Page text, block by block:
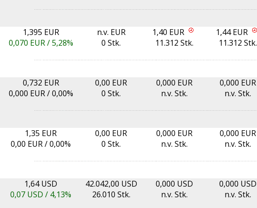
1,395 EUR
0,070 EUR /5,28%
n.v. EUR
0 Stk.
1,40 EUR
11.312 Stk.
1,44 EUR
11.312 Stk.
0,732 EUR
0,000 EUR /0,00%
0,00 EUR
0 Stk.
0,000 EUR
n.v. Stk.
0,000 EUR
n.v. Stk.
1,35 EUR
0,00 EUR /0,00%
0,00 EUR
0 Stk.
0,000 EUR
n.v. Stk.
0,000 EUR
n.v. Stk.
1,64 USD
0,07 USD / 4,13%
42.042,00 USD
26.010 Stk.
0,000 USD
n.v. Stk.
0,000 USD
n.v. Stk.